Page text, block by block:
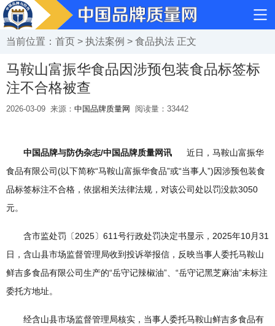
当前位置： 首页 > 执法案例 > 食品执法 正文
马鞍山富振华食品因涉预包装食品标签标
注不合格被查
2026-03-09 来源： 中国品牌质量网 阅读量： 33442
中国品牌与防伪杂志/中国品牌质量网讯
近日，马鞍山富振华
食品有限公司(以下简称“马鞍山富振华食品”或“当事人”)因涉预包装食
品标签标注不合格，依据相关法律法规，对该公司处以罚没款3050
元。
含市监处罚〔2025〕611号行政处罚决定书显示，2025年10月31
日，含山县市场监督管理局收到投诉举报信，反映当事人委托马鞍山
鲜吉多食品有限公司生产的“岳守记辣椒油”、“岳守记黑芝麻油”未标注
委托方地址。
经含山县市场监督管理局核实，当事人委托马鞍山鲜吉多食品有